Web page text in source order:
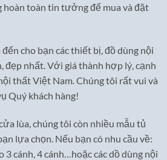
toàn tin tưởng để mua và đặt
cho bạn các thiết bị, đồ dùng nội
đẹp nhất. Với giá thành hợp lý, cạnh
thất Việt Nam. Chúng tôi rất vui và
Quý khách hàng!
lùa, chúng tôi còn nhiều mẫu tủ
lựa chọn. Nếu bạn có nhu cầu về:
cánh, 4 cánh…hoặc các dồ dùng nội